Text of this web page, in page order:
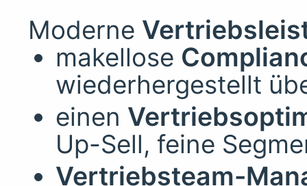
Moderne
makellose
wiederhergestellt
einen
Up-Sell, feine
Vertriebsteam-